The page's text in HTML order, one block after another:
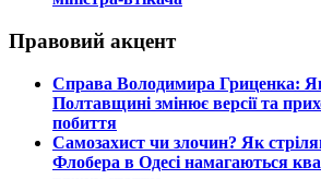
Правовий акцент
​Справа Володимира Гриценка:
Полтавщині змінює версії та
побиття
​Самозахист чи злочин? Як
Флобера в Одесі намагаються